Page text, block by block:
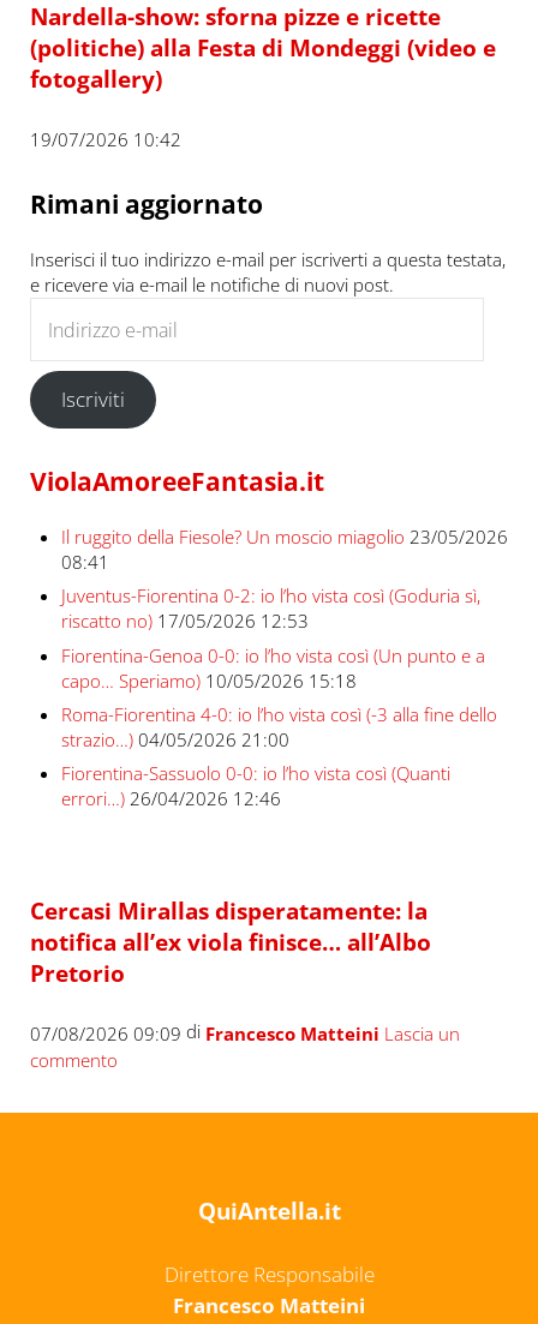
Nardella-show: sforna pizze e ricette
(politiche) alla Festa di Mondeggi (video e
fotogallery)
19/07/2026 10:42
Rimani aggiornato
Inserisci il tuo indirizzo e-mail per iscriverti a questa testata,
e ricevere via e-mail le notifiche di nuovi post.
Iscriviti
ViolaAmoreeFantasia.it
Il ruggito della Fiesole? Un moscio miagolio 23/05/2026
08:41
Juventus-Fiorentina 0-2: io l’ho vista così (Goduria sì,
riscatto no) 17/05/2026 12:53
Fiorentina-Genoa 0-0: io l’ho vista così (Un punto e a
capo… Speriamo) 10/05/2026 15:18
Roma-Fiorentina 4-0: io l’ho vista così (-3 alla fine dello
strazio…) 04/05/2026 21:00
Fiorentina-Sassuolo 0-0: io l’ho vista così (Quanti
errori…) 26/04/2026 12:46
Cercasi Mirallas disperatamente: la
notifica all’ex viola finisce… all’Albo
Pretorio
07/08/2026 09:09 di Francesco Matteini Lascia un
commento
QuiAntella.it
Direttore Responsabile
Francesco Matteini